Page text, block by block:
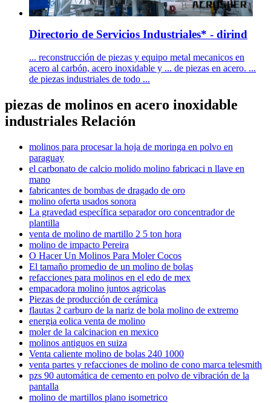
Directorio de Servicios Industriales* - dirind
... reconstrucción de piezas y equipo metal mecanicos en
acero al carbón, acero inoxidable y ... de piezas en acero. ...
de piezas industriales de todo ...
piezas de molinos en acero inoxidable
industriales Relación
molinos para procesar la hoja de moringa en polvo en
paraguay
el carbonato de calcio molido molino fabricaci n llave en
mano
fabricantes de bombas de dragado de oro
molino oferta usados sonora
La gravedad específica separador oro concentrador de
plantilla
venta de molino de martillo 2 5 ton hora
molino de impacto Pereira
O Hacer Un Molinos Para Moler Cocos
El tamaño promedio de un molino de bolas
refacciones para molinos en el edo de mex
empacadora molino juntos agricolas
Piezas de producción de cerámica
flautas 2 carburo de la nariz de bola molino de extremo
energia eolica venta de molino
moler de la calcinacion en mexico
molinos antiguos en suiza
Venta caliente molino de bolas 240 1000
venta partes y refacciones de molino de cono marca telesmith
pzs 90 automática de cemento en polvo de vibración de la
pantalla
molino de martillos plano isometrico